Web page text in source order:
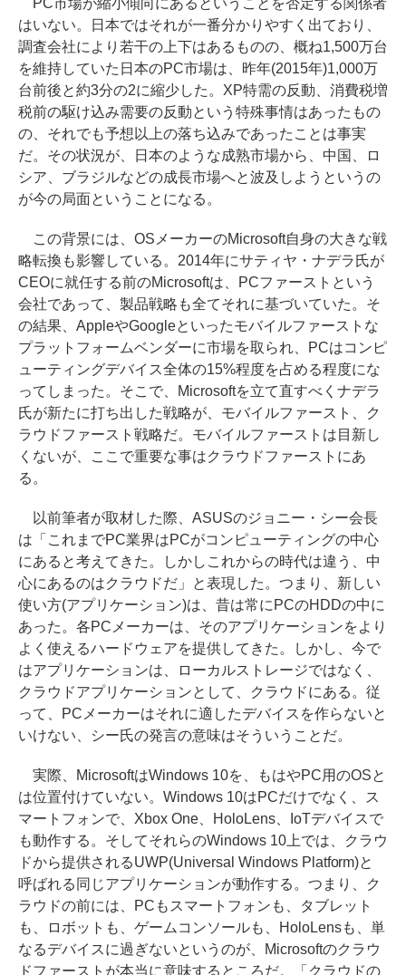
はいない。日本ではそれが一番分かりやすく出ており、
調査会社により若干の上下はあるものの、概ね1,500万台
を維持していた日本のPC市場は、昨年(2015年)1,000万
台前後と約3分の2に縮少した。XP特需の反動、消費税増
税前の駆け込み需要の反動という特殊事情はあったもの
の、それでも予想以上の落ち込みであったことは事実
だ。その状況が、日本のような成熟市場から、中国、ロ
シア、ブラジルなどの成長市場へと波及しようというの
が今の局面ということになる。
この背景には、OSメーカーのMicrosoft自身の大きな戦
略転換も影響している。2014年にサティヤ・ナデラ氏が
CEOに就任する前のMicrosoftは、PCファーストという
会社であって、製品戦略も全てそれに基づいていた。そ
の結果、AppleやGoogleといったモバイルファーストな
プラットフォームベンダーに市場を取られ、PCはコンピ
ューティングデバイス全体の15%程度を占める程度にな
ってしまった。そこで、Microsoftを立て直すべくナデラ
氏が新たに打ち出した戦略が、モバイルファースト、ク
ラウドファースト戦略だ。モバイルファーストは目新し
くないが、ここで重要な事はクラウドファーストにあ
る。
以前筆者が取材した際、ASUSのジョニー・シー会長
は「これまでPC業界はPCがコンピューティングの中心
にあると考えてきた。しかしこれからの時代は違う、中
心にあるのはクラウドだ」と表現した。つまり、新しい
使い方(アプリケーション)は、昔は常にPCのHDDの中に
あった。各PCメーカーは、そのアプリケーションをより
よく使えるハードウェアを提供してきた。しかし、今で
はアプリケーションは、ローカルストレージではなく、
クラウドアプリケーションとして、クラウドにある。従
って、PCメーカーはそれに適したデバイスを作らないと
いけない、シー氏の発言の意味はそういうことだ。
実際、MicrosoftはWindows 10を、もはやPC用のOSと
は位置付けていない。Windows 10はPCだけでなく、ス
マートフォンで、Xbox One、HoloLens、IoTデバイスで
も動作する。そしてそれらのWindows 10上では、クラウ
ドから提供されるUWP(Universal Windows Platform)と
呼ばれる同じアプリケーションが動作する。つまり、ク
ラウドの前には、PCもスマートフォンも、タブレット
も、ロボットも、ゲームコンソールも、HoloLensも、単
なるデバイスに過ぎないというのが、Microsoftのクラウ
ドファーストが本当に意味するところだ。「クラウドの